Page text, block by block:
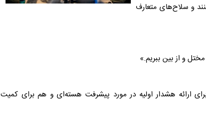
و سلاح‌های متعارف
و از بین ببریم.»
ارائه هشدار اولیه در مورد پیشرفت هسته‌ای و هم برای کمیت